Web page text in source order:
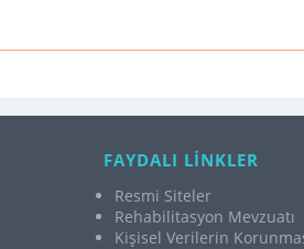
FAYDALI LİNKLER
Resmi Siteler
Rehabilitasyon Mevzuatı
Kişisel Verilerin